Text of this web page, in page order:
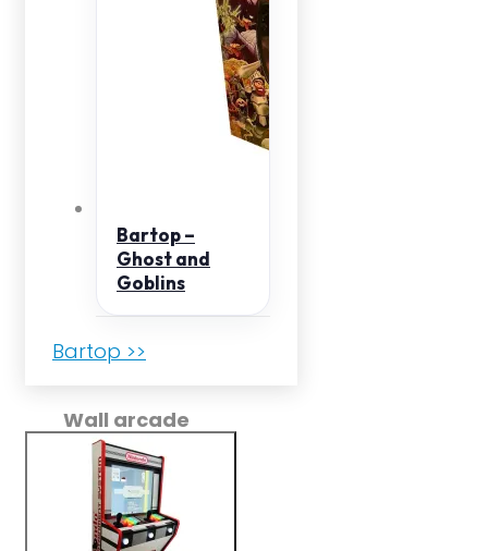
Bartop –
Ghost and
Goblins
Bartop >>
Wall arcade